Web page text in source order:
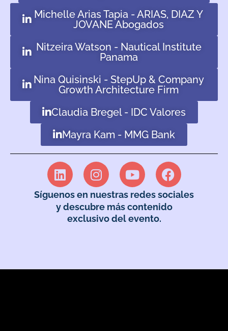
Michelle Arias Tapia - ARIAS, DIAZ Y
JOVANE Abogados
Nitzeira Watson - Nautical Institute
Panama
Nina Quisinski - StepUp & Company
Growth Architecture Firm
Claudia Bregel - IDC Valores
Mayra Kam - MMG Bank
Síguenos en nuestras redes sociales
y descubre más contenido
exclusivo del evento.